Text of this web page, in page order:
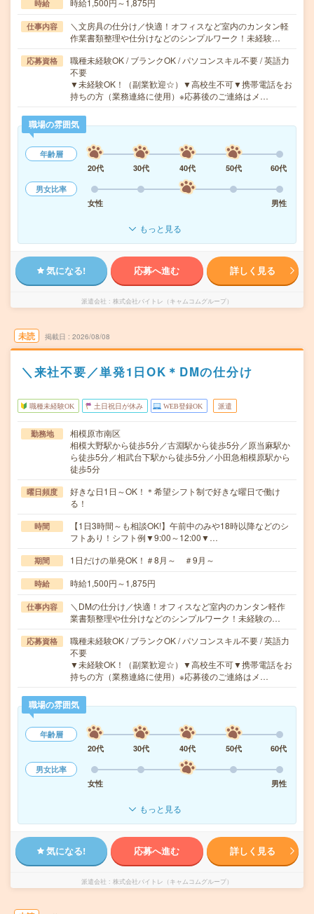
時給 時給1,500円～1,875円
仕事内容
＼文房具の仕分け／快適！オフィスなど室内のカンタン軽
作業書類整理や仕分けなどのシンプルワーク！未経験…
応募資格
職種未経験OK / ブランクOK / パソコンスキル不要 / 英語力
不要
▼未経験OK！（副業歓迎☆）▼高校生不可▼携帯電話をお
持ちの方（業務連絡に使用）※応募後のご連絡はメ…
職場の雰囲気
年齢層
20代
30代 40代 50代
60代
男女比率
女性
男性
もっと見る
気になる! 応募へ進む 詳しく見る
派遣会社 株式会社バイトレ（キャムコムグループ）
未読 掲載日 2026/08/08
＼来社不要／単発1日OK＊DMの仕分け
職種未経験OK 土日祝日が休み WEB登録OK 派遣
勤務地
相模原市南区
相模大野駅から徒歩5分／古淵駅から徒歩5分／原当麻駅か
ら徒歩5分／相武台下駅から徒歩5分／小田急相模原駅から
徒歩5分
曜日頻度
好きな日1日～OK！＊希望シフト制で好きな曜日で働け
る！
時間
【1日3時間～も相談OK!】午前中のみや18時以降などのシ
フトあり！シフト例▼9:00～12:00▼…
期間 1日だけの単発OK！＃8月～ ＃9月～
時給 時給1,500円～1,875円
仕事内容
＼DMの仕分け／快適！オフィスなど室内のカンタン軽作
業書類整理や仕分けなどのシンプルワーク！未経験の…
応募資格
職種未経験OK / ブランクOK / パソコンスキル不要 / 英語力
不要
▼未経験OK！（副業歓迎☆）▼高校生不可▼携帯電話をお
持ちの方（業務連絡に使用）※応募後のご連絡はメ…
職場の雰囲気
年齢層
20代
30代 40代 50代
60代
男女比率
女性
男性
もっと見る
気になる! 応募へ進む 詳しく見る
派遣会社 株式会社バイトレ（キャムコムグループ）